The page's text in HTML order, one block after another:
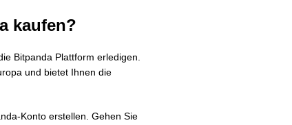
kaufen?
Bitpanda Plattform erledigen.
und bietet Ihnen die
Konto erstellen. Gehen Sie